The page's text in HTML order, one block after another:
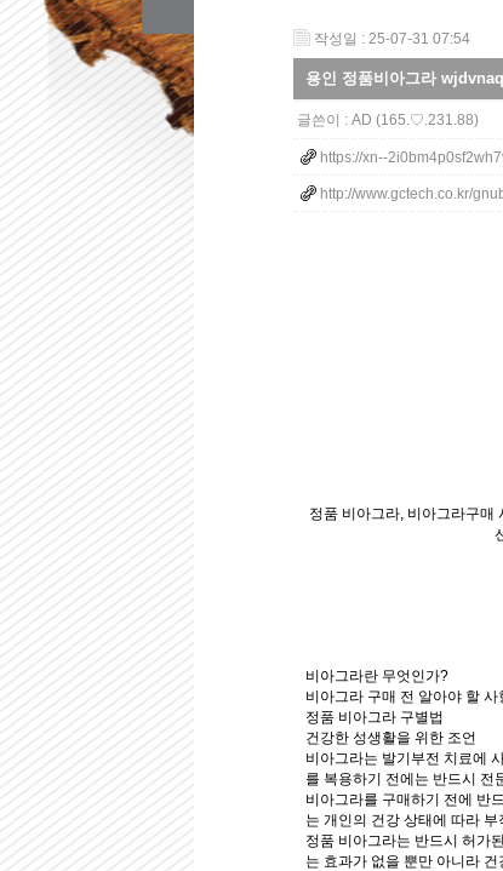
작성일 : 25-07-31 07:54
용인 정품비아그라
글쓴이 : AD (165.♡.231.88)
https://xn--
http://www.gctech.co.kr/
정품 비아그라, 비아그라구매
비아그라란 무엇인가?
비아그라 구매 전 알아야 할 사
정품 비아그라 구별법
건강한 성생활을 위한 조언
비아그라는 발기부전 치료에
를 복용하기 전에는 반드시 전
비아그라를 구매하기 전에 반
는 개인의 건강 상태에 따라
정품 비아그라는 반드시 허가
는 효과가 없을 뿐만 아니라